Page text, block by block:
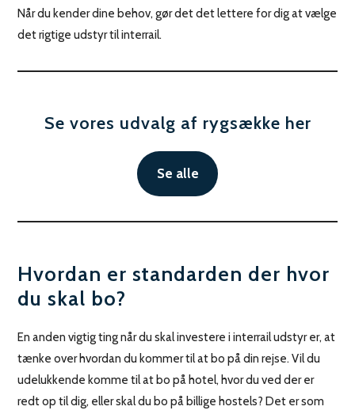
Når du kender dine behov, gør det det lettere for dig at vælge
det rigtige udstyr til interrail.
Se vores udvalg af rygsække her
Se alle
Hvordan er standarden der hvor
du skal bo?
En anden vigtig ting når du skal investere i interrail udstyr er, at
tænke over hvordan du kommer til at bo på din rejse. Vil du
udelukkende komme til at bo på hotel, hvor du ved der er
redt op til dig, eller skal du bo på billige hostels? Det er som